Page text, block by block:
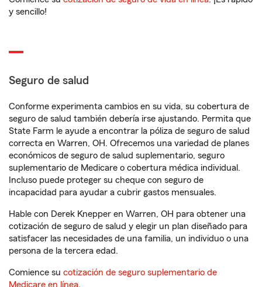
y sencillo!
Seguro de salud
Conforme experimenta cambios en su vida, su cobertura de
seguro de salud también debería irse ajustando. Permita que
State Farm le ayude a encontrar la póliza de seguro de salud
correcta en Warren, OH. Ofrecemos una variedad de planes
económicos de seguro de salud suplementario, seguro
suplementario de Medicare o cobertura médica individual.
Incluso puede proteger su cheque con seguro de
incapacidad para ayudar a cubrir gastos mensuales.
Hable con Derek Knepper en Warren, OH para obtener una
cotización de seguro de salud y elegir un plan diseñado para
satisfacer las necesidades de una familia, un individuo o una
persona de la tercera edad.
Comience su cotización de seguro suplementario de
Medicare en línea.